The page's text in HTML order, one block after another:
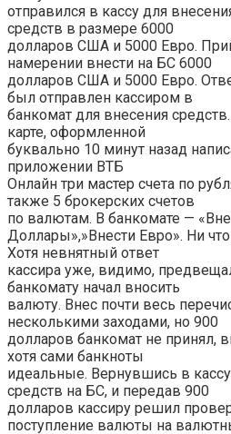
отправился в кассу для
средств в размере 6000
долларов США и 5000 Евро.
намерении внести на БС 6000
долларов США и 5000 Евро.
был отправлен кассиром в
банкомат для внесения
карте, оформленной
буквально 10 минут назад
приложении ВТБ
Онлайн три мастер счета по
также 5 брокерских счетов
по валютам. В банкомате —
Доллары»,»Внести Евро». Ни
Хотя невнятный ответ
кассира уже, видимо,
банкомату начал вносить
валюту. Внес почти весь
несколькими заходами, но 900
долларов банкомат не принял,
хотя сами банкноты
идеальные. Вернувшись в
средств на БС, и передав 900
долларов кассиру решил
поступление валюты на